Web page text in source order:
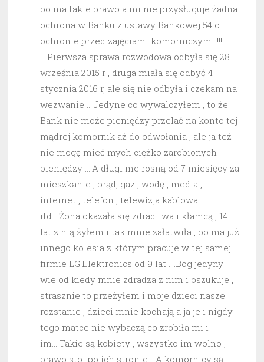
bo ma takie prawo a mi nie przysługuje żadna
ochrona w Banku z ustawy Bankowej 54 o
ochronie przed zajęciami komorniczymi !!!
….Pierwsza sprawa rozwodowa odbyła się 28
września 2015 r , druga miała się odbyć 4
stycznia 2016 r, ale się nie odbyła i czekam na
wezwanie ….Jedyne co wywalczyłem , to że
Bank nie może pieniędzy przelać na konto tej
mądrej komornik aż do odwołania , ale ja też
nie mogę mieć mych ciężko zarobionych
pieniędzy ….A długi me rosną od 7 miesięcy za
mieszkanie , prąd, gaz , wodę , media ,
internet , telefon , telewizja kablowa
itd….Żona okazała się zdradliwa i kłamcą , 14
lat z nią żyłem i tak mnie załatwiła , bo ma już
innego kolesia z którym pracuje w tej samej
firmie LG.Elektronics od 9 lat ….Bóg jedyny
wie od kiedy mnie zdradza z nim i oszukuje ,
strasznie to przeżyłem i moje dzieci nasze
rozstanie , dzieci mnie kochają a ja je i nigdy
tego matce nie wybaczą co zrobiła mi i
im….Takie są kobiety , wszystko im wolno ,
prawo stoi po ich stronie …A komornicy są